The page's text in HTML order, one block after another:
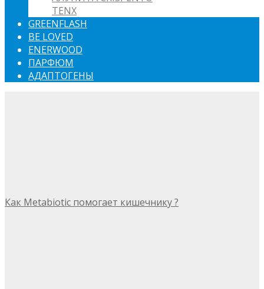
TENX
GREENFLASH
BE LOVED
ENERWOOD
ПАРФЮМ
АДАПТОГЕНЫ
Как Metabiotic помогает кишечнику ?